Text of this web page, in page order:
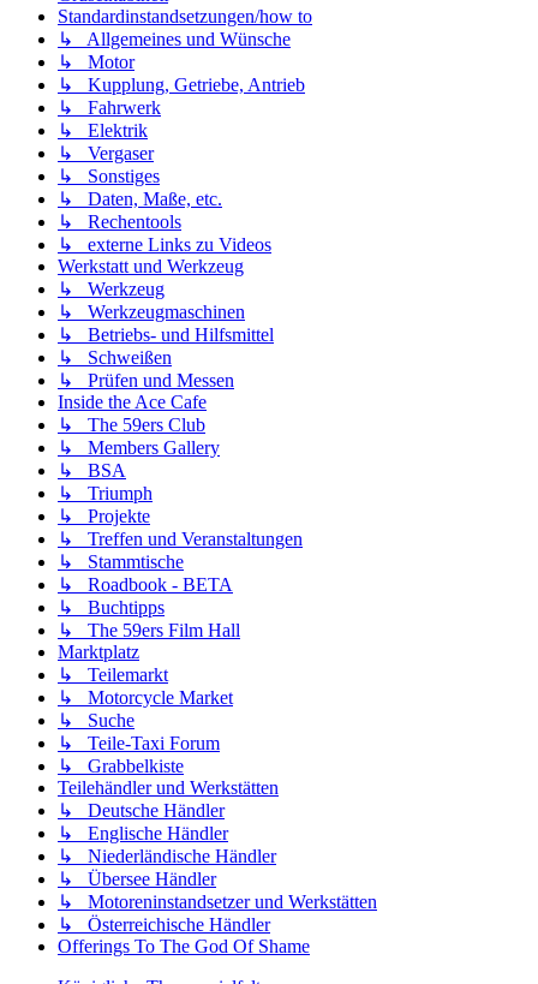
Standardinstandsetzungen/how to
↳ Allgemeines und Wünsche
↳ Motor
↳ Kupplung, Getriebe, Antrieb
↳ Fahrwerk
↳ Elektrik
↳ Vergaser
↳ Sonstiges
↳ Daten, Maße, etc.
↳ Rechentools
↳ externe Links zu Videos
Werkstatt und Werkzeug
↳ Werkzeug
↳ Werkzeugmaschinen
↳ Betriebs- und Hilfsmittel
↳ Schweißen
↳ Prüfen und Messen
Inside the Ace Cafe
↳ The 59ers Club
↳ Members Gallery
↳ BSA
↳ Triumph
↳ Projekte
↳ Treffen und Veranstaltungen
↳ Stammtische
↳ Roadbook - BETA
↳ Buchtipps
↳ The 59ers Film Hall
Marktplatz
↳ Teilemarkt
↳ Motorcycle Market
↳ Suche
↳ Teile-Taxi Forum
↳ Grabbelkiste
Teilehändler und Werkstätten
↳ Deutsche Händler
↳ Englische Händler
↳ Niederländische Händler
↳ Übersee Händler
↳ Motoreninstandsetzer und Werkstätten
↳ Österreichische Händler
Offerings To The God Of Shame